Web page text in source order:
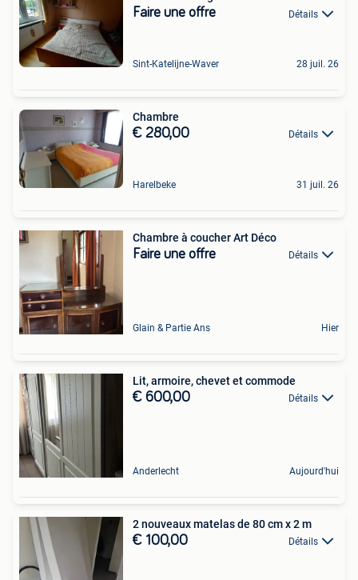
Faire une offre Détails
Sint-Katelijne-Waver 28 juil. 26
Chambre
€ 280,00 Détails
Harelbeke 31 juil. 26
Chambre à coucher Art Déco
Faire une offre Détails
Glain & Partie Ans Hier
Lit, armoire, chevet et commode
€ 600,00 Détails
Anderlecht Aujourd'hui
2 nouveaux matelas de 80 cm x 2 m
€ 100,00 Détails